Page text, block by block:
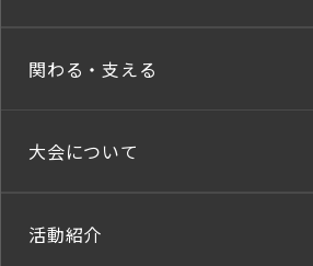
関わる・支える
大会について
活動紹介